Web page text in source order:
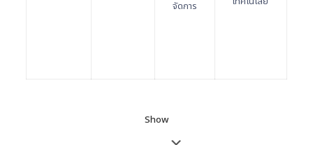
จัดการ
Show